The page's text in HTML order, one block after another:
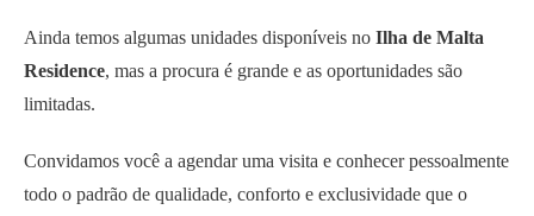
Ainda temos algumas unidades disponíveis no Ilha de Malta
Residence, mas a procura é grande e as oportunidades são
limitadas.
Convidamos você a agendar uma visita e conhecer pessoalmente
todo o padrão de qualidade, conforto e exclusividade que o